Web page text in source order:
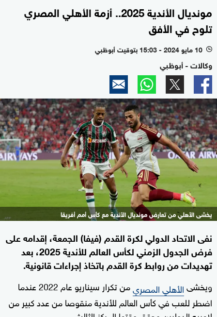
مونديال الأندية 2025.. أزمة الأهلي المصري
تلوح في الأفق
l 10 مايو 2024 - 15:03 بتوقيت أبوظبي
وكالات - أبوظبي
يخشى الأهلي من تعارض مونديال الأندية مع كأس أمم أفريقا
نفى الاتحاد الدولي لكرة القدم (فيفا) الجمعة، إقدامه على
فرض الجدول الزمني لكأس العالم للأندية 2025، بعد
تهديدات من روابط كرة القدم باتخاذ إجراءات قانونية.
ويخشىالأهلي المصري
من تكرار سيناريو عام 2022 عندما
اضطر للعب في كأس العالم للأندية منقوصا من عدد كبير من